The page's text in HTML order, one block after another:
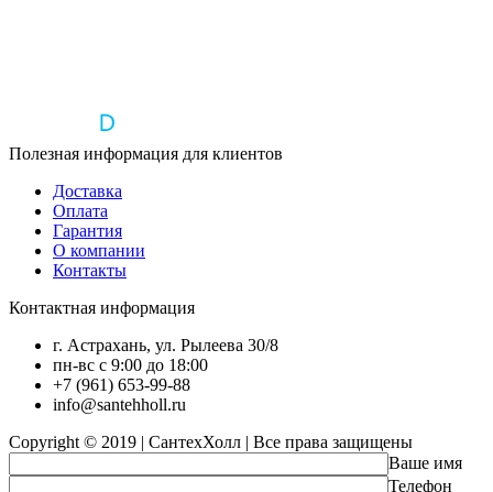
Полезная информация для клиентов
Доставка
Оплата
Гарантия
О компании
Контакты
Контактная информация
г. Астрахань, ул. Рылеева 30/8
пн-вс с 9:00 до 18:00
+7 (961) 653-99-88
info@santehholl.ru
Copyright © 2019 | СантехХолл | Все права защищены
Ваше имя
Телефон